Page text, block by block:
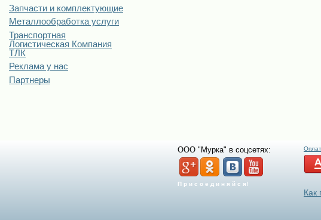
Запчасти и комплектующие
Металлообработка услуги
Транспортная
Логистическая Компания
ТЛК
Реклама у нас
Партнеры
ООО "Мурка" в соцсетях:
П р и с о е д и н я й с я!
Как